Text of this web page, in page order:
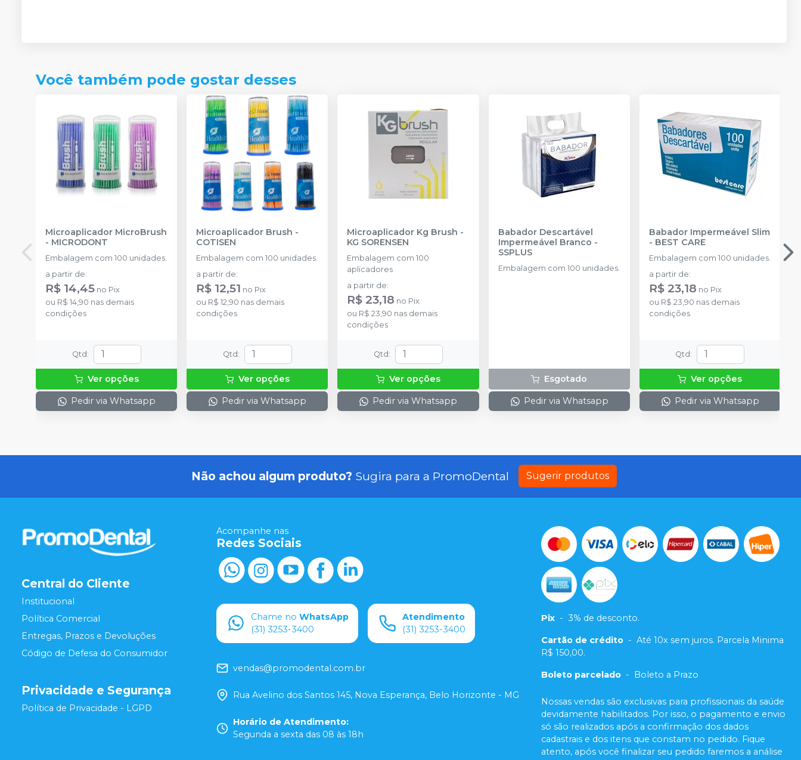
Você também pode gostar desses
Microaplicador MicroBrush
- MICRODONT
Embalagem com 100 unidades.
a partir de:
R$ 14,45 no Pix
ou R$ 14,90 nas demais
condições
Qtd :
Ver opções
Pedir via Whatsapp
Microaplicador Brush -
COTISEN
Embalagem com 100 unidades.
a partir de:
R$ 12,51 no Pix
ou R$ 12,90 nas demais
condições
Qtd :
Ver opções
Pedir via Whatsapp
Microaplicador Kg Brush -
KG SORENSEN
Embalagem com 100
aplicadores
a partir de:
R$ 23,18 no Pix
ou R$ 23,90 nas demais
condições
Qtd :
Ver opções
Pedir via Whatsapp
Babador Descartável
Impermeável Branco -
SSPLUS
Embalagem com 100 unidades.
Esgotado
Pedir via Whatsapp
Babador Impermeável Slim
- BEST CARE
Embalagem com 100 unidades.
a partir de:
R$ 23,18 no Pix
ou R$ 23,90 nas demais
condições
Qtd :
Ver opções
Pedir via Whatsapp
Não achou algum produto? Sugira para a PromoDental Sugerir produtos
Central do Cliente
Institucional
Política Comercial
Entregas, Prazos e Devoluções
Código de Defesa do Consumidor
Privacidade e Segurança
Política de Privacidade - LGPD
Acompanhe nas
Redes Sociais
Chame no WhatsApp
(31) 3253-3400
Atendimento
(31) 3253-3400
vendas@promodental.com.br
Rua Avelino dos Santos 145, Nova Esperança, Belo Horizonte - MG
Horário de Atendimento:
Segunda a sexta das 08 às 18h
Pix - 3% de desconto.
Cartão de crédito - Até 10x sem juros. Parcela Minima
R$ 150,00.
Boleto parcelado - Boleto a Prazo
Nossas vendas são exclusivas para profissionais da saúde
devidamente habilitados. Por isso, o pagamento e envio
só são realizados após a confirmação dos dados
cadastrais e dos itens que constam no pedido. Fique
atento, após você finalizar seu pedido faremos a análise